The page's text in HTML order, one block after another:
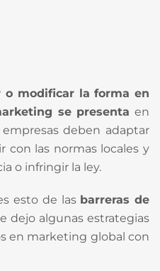
o modificar la forma en
se presenta en
deben adaptar
con las normas locales y
o infringir la ley.
esto de las barreras de
dejo algunas estrategias
en marketing global con